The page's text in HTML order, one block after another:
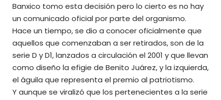
Banxico tomo esta decisión pero lo cierto es no hay
un comunicado oficial por parte del organismo.
Hace un tiempo, se dio a conocer oficialmente que
aquellos que comenzaban a ser retirados, son de la
serie D y D1, lanzados a circulación el 2001 y que llevan
como diseño la efigie de Benito Juárez, y la izquierda,
el águila que representa el premio al patriotismo.
Y aunque se viralizó que los pertenecientes a la serie